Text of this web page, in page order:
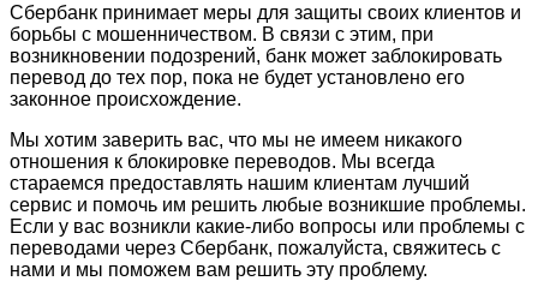
Сбербанк принимает меры для защиты своих клиентов и
борьбы с мошенничеством. В связи с этим, при
возникновении подозрений, банк может заблокировать
перевод до тех пор, пока не будет установлено его
законное происхождение.
Мы хотим заверить вас, что мы не имеем никакого
отношения к блокировке переводов. Мы всегда
стараемся предоставлять нашим клиентам лучший
сервис и помочь им решить любые возникшие проблемы.
Если у вас возникли какие-либо вопросы или проблемы с
переводами через Сбербанк, пожалуйста, свяжитесь с
нами и мы поможем вам решить эту проблему.